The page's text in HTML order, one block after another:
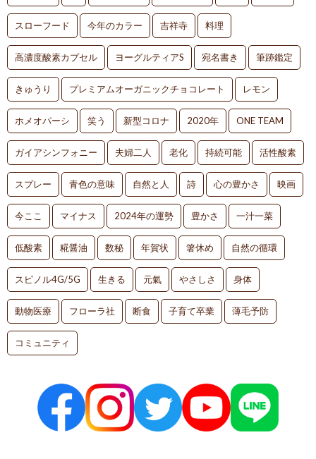
スローフード 今年のカラー 吉祥寺 料理
高濃度酸素カプセル ヨーグルティアS 宛名書き 筆跡鑑定
きゅうり プレミアムオーガニックチョコレート レモン
ホメオパーシ 笑う 新型コロナ 2020年 ONE TEAM
ガイアシンフォニー 夫婦二人 老化 持続可能 活性酸素
スプレー 青色の意味 自然と人 詩 心の豊かさ 映画
今ここ マイナス 2024年の運勢 豊かさ 一汁一菜
低酸素 糀醤油 数秘 年賀状 箸休め 自然の循環
スピノル4G/5G 生きる 元氣 やさしさ 身体
動物医療 フローラ社 断食 子育て卒業 薄毛予防
コミュニティ